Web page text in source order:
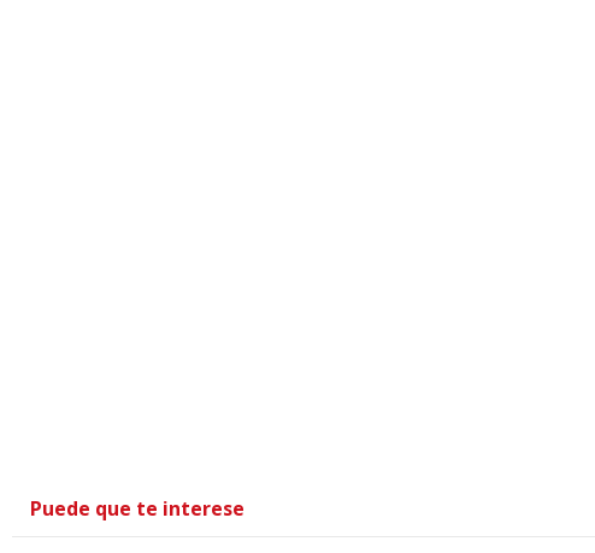
Puede que te interese